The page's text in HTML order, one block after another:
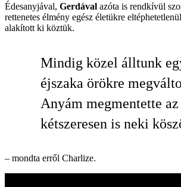
Édesanyjával, Gerdával azóta is rendkívül
rettenetes élmény egész életükre
alakított ki köztük.
Mindig közel álltunk
éjszaka örökre
Anyám megmentette
kétszeresen is neki
– mondta erről Charlize.